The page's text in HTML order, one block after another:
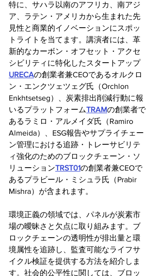
特に、サハラ以南のアフリカ、南アジ
ア、ラテン・アメリカから生まれた先
見性と商業的イノベーションにスポッ
トライトを当てます。講演者には、革
新的なカーボン・オフセット・アクセ
シビリティに特化したスタートアップ
URECAの創業者兼CEOであるオルクロ
ン・エンクツェツェグ氏（Orchlon
Enkhtsetseg）、炭素排出削減行動に報
いるプラットフォームTRAMの創業者で
あるラミロ・アルメイダ氏（Ramiro
Almeida）、ESG報告やサプライチェー
ン管理における追跡・トレーサビリテ
ィ強化のためのブロックチェーン・ソ
リューションTRST01の創業者兼CEOで
あるプラビール・ミシュラ氏（Prabir
Mishra）が含まれます。
環境正義の領域では、パネルが炭素市
場の曖昧さと欠点に取り組みます。ブ
ロックチェーンの透明性が排出量と環
境属性を追跡し、監査可能なライフサ
イクル検証を提供する方法を紹介しま
す。社会的公平性に関しては、ブロッ